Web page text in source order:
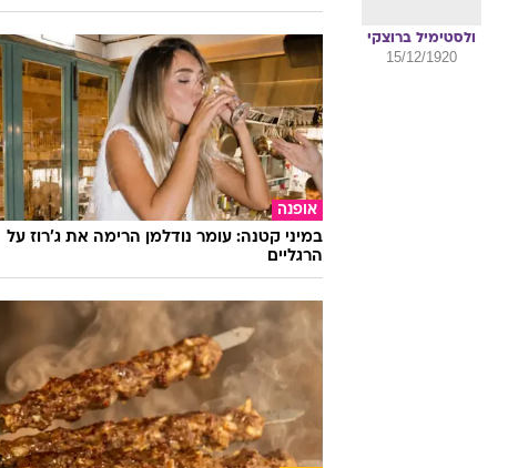
ולסטימיל ברוצקי
15/12/1920
אופנה
במיני קטנה: עומר נודלמן הרימה את ג'רוז על
הרגליים